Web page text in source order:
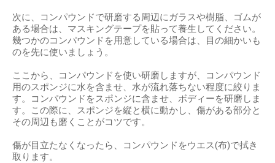
次に、コンパウンドで研磨する周辺にガラスや樹脂、ゴムが
ある場合は、マスキングテープを貼って養生してください。
幾つかのコンパウンドを用意している場合は、目の細かいも
のを先に使いましょう。
ここから、コンパウンドを使い研磨しますが、コンパウンド
用のスポンジに水を含ませ、水が流れ落ちない程度に絞りま
す。コンパウンドをスポンジに含ませ、ボディーを研磨しま
す。この際に、スポンジを縦と横に動かし、傷がある部分と
その周辺も磨くことがコツです。
傷が目立たなくなったら、コンパウンドをウエス(布)で拭き
取ります。